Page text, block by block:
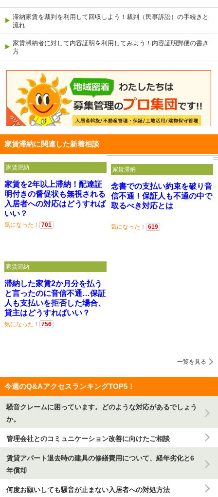
滞納家賃を裁判を利用して回収しよう！裁判（民事訴訟）の手続きと
流れ
家賃滞納者に対して内容証明を利用してみよう！内容証明郵便の書き
方
家賃滞納に関連した新着相談
家賃を2年以上滞納！配達証
明付きの督促状も無視される
入居者への対応はどうすれば
いい？
気になった！ 701
家賃滞納
念書での支払い約束を破り音
信不通！保証人も不通の中で
取るべき対応とは
気になった！ 619
家賃滞納
滞納した家賃2か月分を払う
と言ったのに音信不通…保証
人も支払いを拒否した場合、
貸主はどうすればいい？
気になった！ 756
家賃滞納
一覧を見る
今週のQ&AアクセスランキングTOP5！
騒音クレームに困っています。どのような対応があるでしょう
か。
管理会社とのコミュニケーション改善に向けたご相談
賃貸アパート退去時の建具の修繕費用について、経年劣化と6
年償却
何度お願いしても騒音が止まない入居者への対処方法